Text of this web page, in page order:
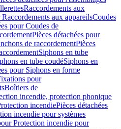
Raccordements aux
aux appareilsCoudes
pour Coudes de
Pièces détachées pour
de raccordementPièces
Siphons en tube
en tube coudéSiphons en
pour Siphons en forme
pour
Boîtiers de
incendie, protection phonique
incendiePièces détachées
incendie pour systèmes
Protection incendie pour